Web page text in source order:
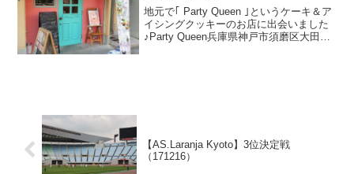
地元で｢ Party Queen ｣というケーキ＆ア
イシングクッキーのお店に出会いました
♪Party Queen兵庫県神戸市須磨区大田町
【AS.Laranja Kyoto】3位決定戦
（171216）